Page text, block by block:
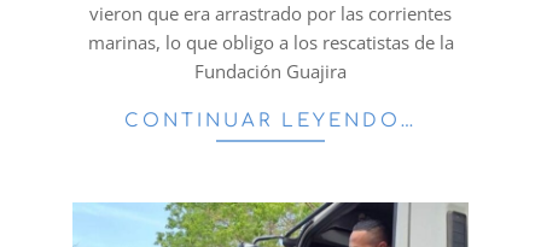
vieron que era arrastrado por las corrientes
marinas, lo que obligo a los rescatistas de la
Fundación Guajira
CONTINUAR LEYENDO…